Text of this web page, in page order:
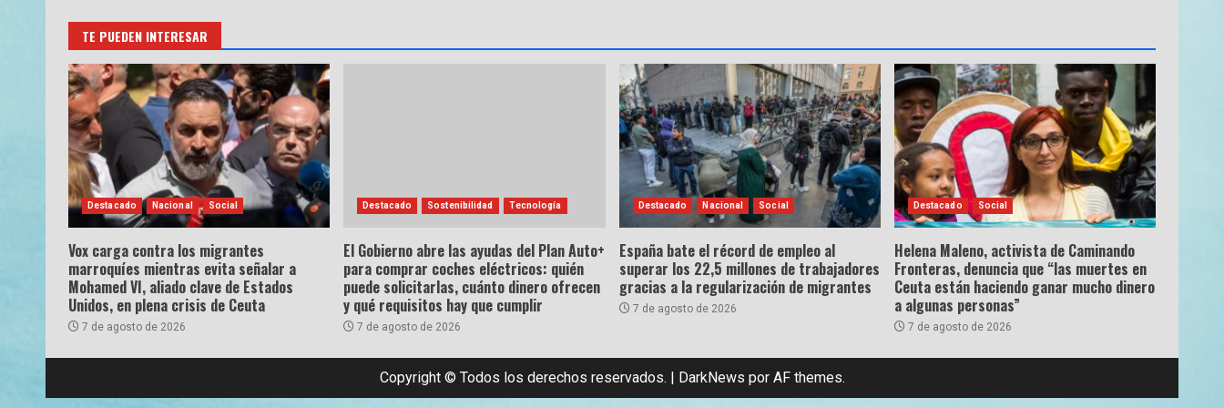
TE PUEDEN INTERESAR
Destacado Nacional Social
Vox carga contra los migrantes
marroquíes mientras evita señalar a
Mohamed VI, aliado clave de Estados
Unidos, en plena crisis de Ceuta
7 de agosto de 2026
Destacado Sostenibilidad Tecnología
El Gobierno abre las ayudas del Plan Auto+
para comprar coches eléctricos: quién
puede solicitarlas, cuánto dinero ofrecen
y qué requisitos hay que cumplir
7 de agosto de 2026
Destacado Nacional Social
España bate el récord de empleo al
superar los 22,5 millones de trabajadores
gracias a la regularización de migrantes
7 de agosto de 2026
Destacado Social
Helena Maleno, activista de Caminando
Fronteras, denuncia que “las muertes en
Ceuta están haciendo ganar mucho dinero
a algunas personas”
7 de agosto de 2026
Copyright © Todos los derechos reservados. | DarkNews por AF themes.